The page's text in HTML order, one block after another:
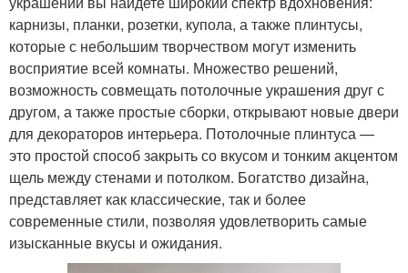
карнизы, планки, розетки, купола, а также плинтусы,
которые с небольшим творчеством могут изменить
восприятие всей комнаты. Множество решений,
возможность совмещать потолочные украшения друг с
другом, а также простые сборки, открывают новые двери
для декораторов интерьера. Потолочные плинтуса —
это простой способ закрыть со вкусом и тонким акцентом
щель между стенами и потолком. Богатство дизайна,
представляет как классические, так и более
современные стили, позволяя удовлетворить самые
изысканные вкусы и ожидания.